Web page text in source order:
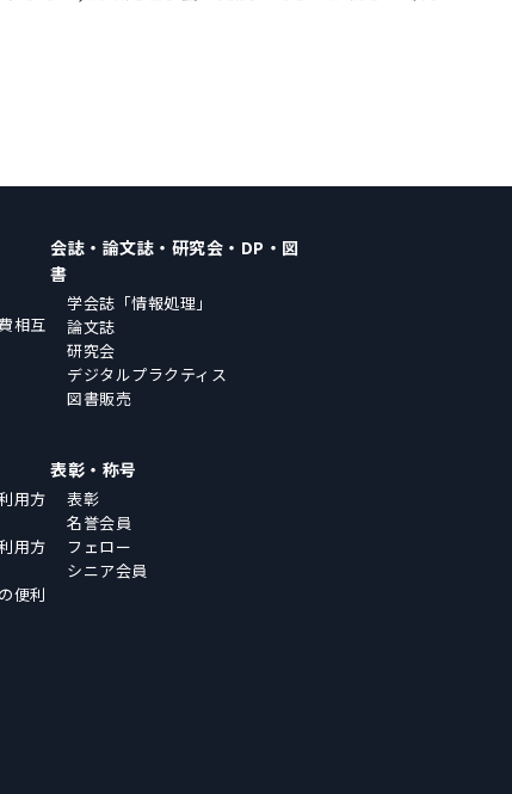
相互
会誌・論文誌・研究会・DP・図
書
学会誌「情報処理」
論文誌
研究会
デジタルプラクティス
図書販売
用方
用方
便利
表彰・称号
表彰
名誉会員
フェロー
シニア会員